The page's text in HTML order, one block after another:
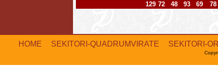
129 72 48 93 69 78
HOME SEKITORI-QUADRUMVIRATE SEKITORI-